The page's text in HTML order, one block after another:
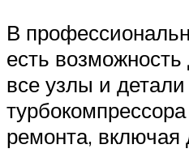
В
есть возможность
все узлы и
ремонта, включая